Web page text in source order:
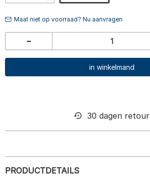
Maat niet op voorraad? Nu aanvragen
-
in winkelmand
30 dagen retour
PRODUCTDETAILS